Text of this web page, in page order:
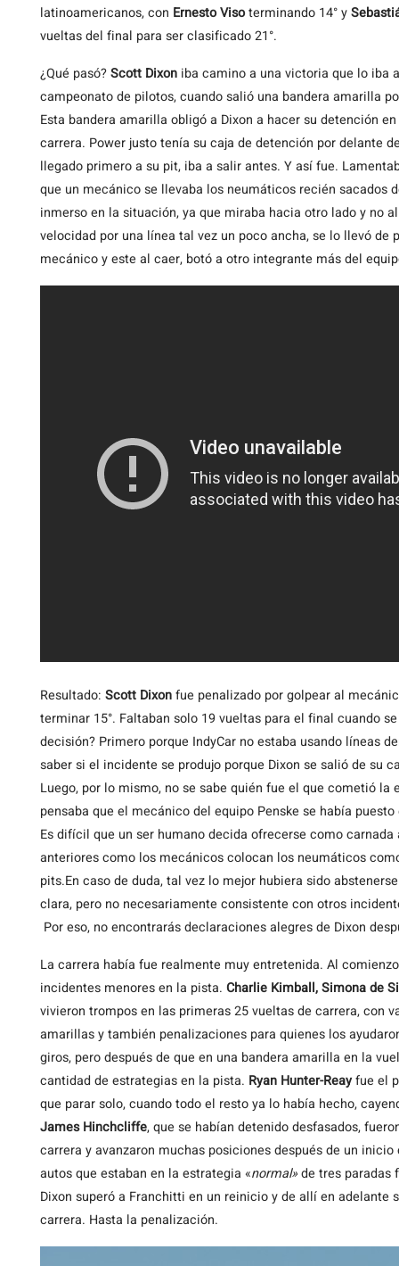
latinoamericanos, con Ernesto Visoterminando 14° y
vueltas del final para ser clasificado 21°.
¿Qué pasó?Scott Dixon iba camino a una victoria que lo iba
campeonato de pilotos, cuando salió una bandera amarilla
Esta bandera amarilla obligó a Dixon a hacer su detención
carrera. Power justo tenía su caja de detención por delante
llegado primero a su pit, iba a salir antes. Y así fue.
que un mecánico se llevaba los neumáticos recién sacados
inmerso en la situación, ya que miraba hacia otro lado y no
velocidad por una línea tal vez un poco ancha, se lo llevó
mecánico y este al caer, botó a otro integrante más del
Resultado: Scott Dixonfue penalizado por golpear al
terminar 15°. Faltaban solo 19 vueltas para el final cuando
decisión? Primero porque IndyCar no estaba usando líneas
saber si el incidente se produjo porque Dixon se salió de su
Luego, por lo mismo, no se sabe quién fue el que cometió
pensaba que el mecánico del equipo Penske se había
Es difícil que un ser humano decida ofrecerse como
anteriores como los mecánicos colocan los neumáticos
pits.En caso de duda, tal vez lo mejor hubiera sido
clara, pero no necesariamente consistente con otros
Por eso, no encontrarás declaraciones alegres de Dixon
La carrera había fue realmente muy entretenida. Al
incidentes menores en la pista. Charlie Kimball, Simona de
vivieron trompos en las primeras 25 vueltas de carrera, con
amarillas y también penalizaciones para quienes los
giros, pero después de que en una bandera amarilla en la
cantidad de estrategias en la pista. Ryan Hunter-Reayfue el
que parar solo, cuando todo el resto ya lo había hecho,
James Hinchcliffe, que se habían detenido desfasados,
carrera y avanzaron muchas posiciones después de un
autos que estaban en la estrategia «normal»de tres paradas
Dixon superó a Franchitti en un reinicio y de allí en
carrera. Hasta la penalización.